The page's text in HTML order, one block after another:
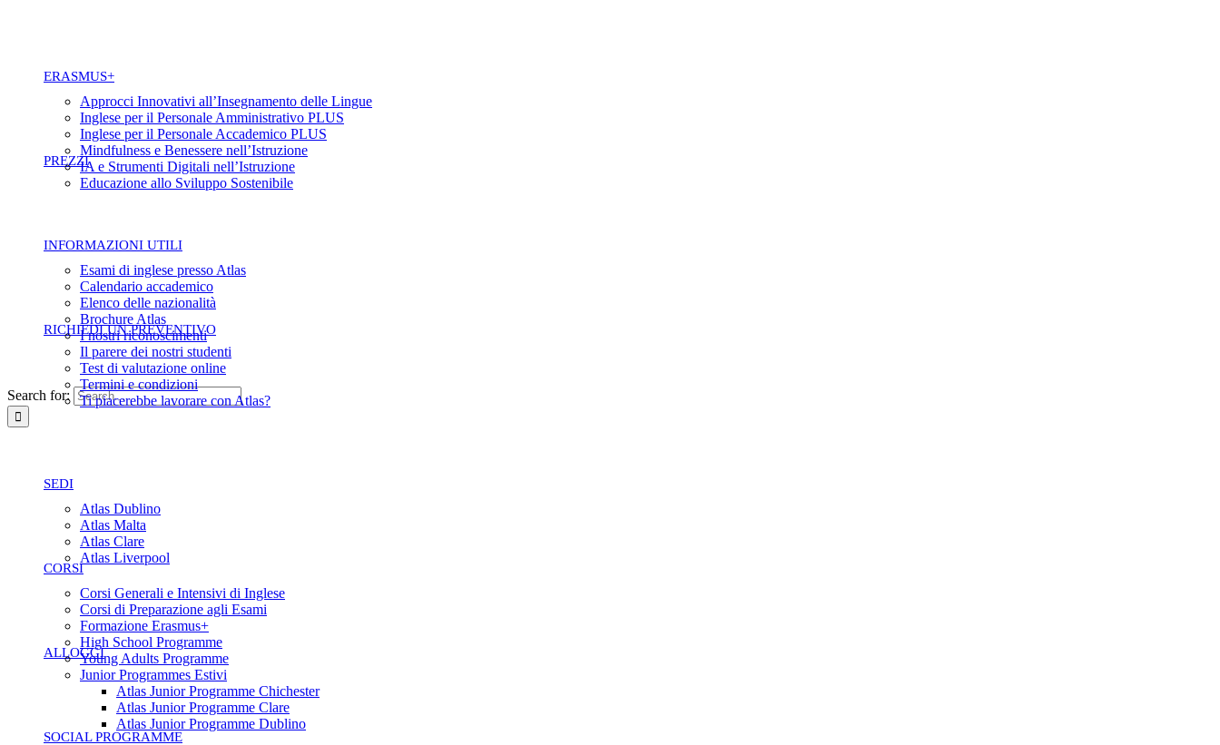
ERASMUS+
Approcci Innovativi all’Insegnamento delle Lingue
Inglese per il Personale Amministrativo PLUS
Inglese per il Personale Accademico PLUS
Mindfulness e Benessere nell’Istruzione
IA e Strumenti Digitali nell’Istruzione
Educazione allo Sviluppo Sostenibile
PREZZI
INFORMAZIONI UTILI
Esami di inglese presso Atlas
Calendario accademico
Elenco delle nazionalità
Brochure Atlas
I nostri riconoscimenti
Il parere dei nostri studenti
Test di valutazione online
Termini e condizioni
Ti piacerebbe lavorare con Atlas?
RICHIEDI UN PREVENTIVO
Search for:
SEDI
Atlas Dublino
Atlas Malta
Atlas Clare
Atlas Liverpool
CORSI
Corsi Generali e Intensivi di Inglese
Corsi di Preparazione agli Esami
Formazione Erasmus+
High School Programme
Young Adults Programme
Junior Programmes Estivi
Atlas Junior Programme Chichester
Atlas Junior Programme Clare
Atlas Junior Programme Dublino
ALLOGGI
SOCIAL PROGRAMME